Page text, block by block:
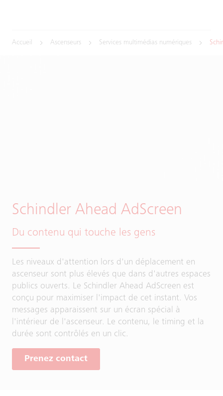
Accueil Ascenseurs Services multimédias numériques
Schindler Ahead AdScreen
Du contenu qui touche les gens
Les niveaux d'attention lors d'un déplacement en
ascenseur sont plus élevés que dans d'autres espaces
publics ouverts. Le Schindler Ahead AdScreen est
conçu pour maximiser l'impact de cet instant. Vos
messages apparaissent sur un écran spécial à
l'intérieur de l'ascenseur. Le contenu, le timing et la
durée sont contrôlés en un clic.
Prenez contact